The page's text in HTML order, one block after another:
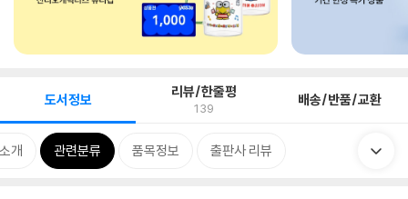
도서정보 리뷰/한줄평
139 배송/반품/교환
개 관련분류 품목정보 출판사 리뷰